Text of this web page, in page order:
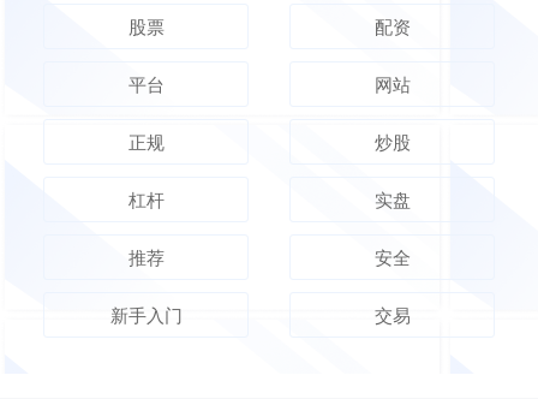
股票 配资
平台 网站
正规 炒股
杠杆 实盘
推荐 安全
新手入门 交易